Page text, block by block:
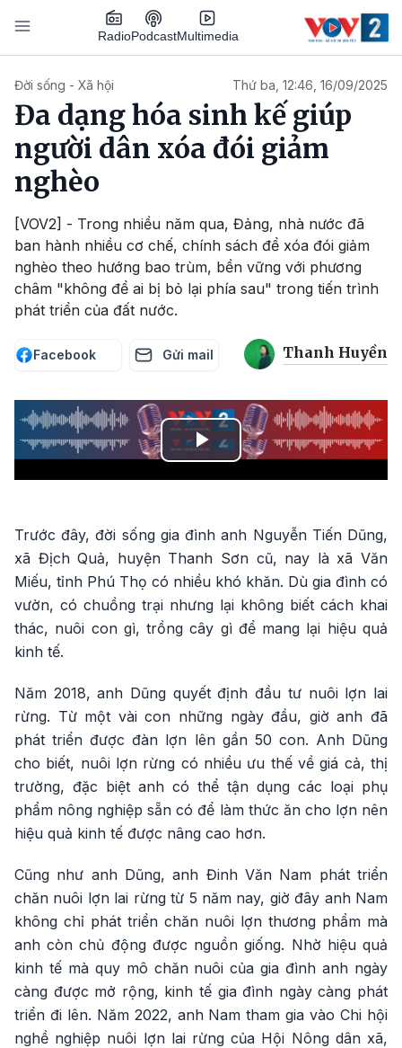
Nhảy đến nội dung
RadioPodcastMultimedia
Đời sống - Xã hội Thứ ba, 12:46, 16/09/2025
Đa dạng hóa sinh kế giúp
người dân xóa đói giảm
nghèo
[VOV2] - Trong nhiều năm qua, Đảng, nhà nước đã
ban hành nhiều cơ chế, chính sách để xóa đói giảm
nghèo theo hướng bao trùm, bền vững với phương
châm "không để ai bị bỏ lại phía sau" trong tiến trình
phát triển của đất nước.
Facebook Gửi mail Thanh Huyền
Play
Trước đây, đời sống gia đình anh Nguyễn Tiến Dũng,
xã Địch Quả, huyện Thanh Sơn cũ, nay là xã Văn
Miếu, tỉnh Phú Thọ có nhiều khó khăn. Dù gia đình có
vườn, có chuồng trại nhưng lại không biết cách khai
thác, nuôi con gì, trồng cây gì để mang lại hiệu quả
kinh tế.
Năm 2018, anh Dũng quyết định đầu tư nuôi lợn lai
rừng. Từ một vài con những ngày đầu, giờ anh đã
phát triển được đàn lợn lên gần 50 con. Anh Dũng
cho biết, nuôi lợn rừng có nhiều ưu thế về giá cả, thị
trường, đặc biệt anh có thể tận dụng các loại phụ
phẩm nông nghiệp sẵn có để làm thức ăn cho lợn nên
hiệu quả kinh tế được nâng cao hơn.
Cũng như anh Dũng, anh Đinh Văn Nam phát triển
chăn nuôi lợn lai rừng từ 5 năm nay, giờ đây anh Nam
không chỉ phát triển chăn nuôi lợn thương phẩm mà
anh còn chủ động được nguồn giống. Nhờ hiệu quả
kinh tế mà quy mô chăn nuôi của gia đình anh ngày
càng được mở rộng, kinh tế gia đình ngày càng phát
triển đi lên. Năm 2022, anh Nam tham gia vào Chi hội
nghề nghiệp nuôi lợn lai rừng của Hội Nông dân xã,